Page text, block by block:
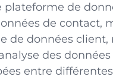
de
de contact,
de données client,
des données
entre